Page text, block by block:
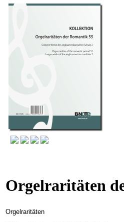
Orgelraritäten
Orgelraritäten